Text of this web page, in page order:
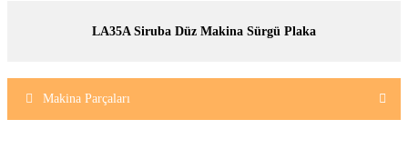
LA35A Siruba Düz Makina Sürgü Plaka
Makina Parçaları